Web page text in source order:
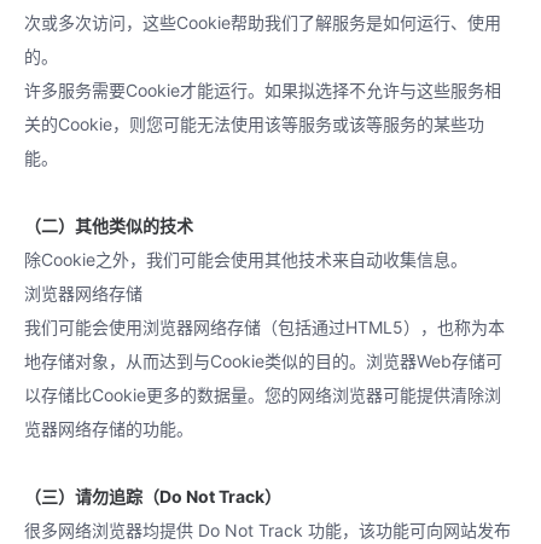
次或多次访问，这些Cookie帮助我们了解服务是如何运行、使用
的。
许多服务需要Cookie才能运行。如果拟选择不允许与这些服务相
关的Cookie，则您可能无法使用该等服务或该等服务的某些功
能。
（二）其他类似的技术
除Cookie之外，我们可能会使用其他技术来自动收集信息。
浏览器网络存储
我们可能会使用浏览器网络存储（包括通过HTML5），也称为本
地存储对象，从而达到与Cookie类似的目的。浏览器Web存储可
以存储比Cookie更多的数据量。您的网络浏览器可能提供清除浏
览器网络存储的功能。
（三）请勿追踪（Do Not Track）
很多网络浏览器均提供 Do Not Track 功能，该功能可向网站发布